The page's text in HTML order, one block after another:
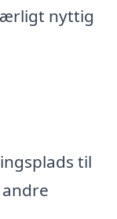
nyttig
til